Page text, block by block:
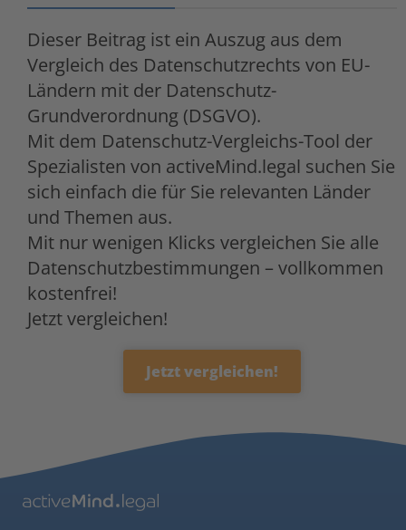
Dieser Beitrag ist ein Auszug aus dem
Vergleich des Datenschutzrechts von EU-
Ländern mit der Datenschutz-
Grundverordnung (DSGVO).
Mit dem Datenschutz-Vergleichs-Tool der
Spezialisten von activeMind.legal suchen Sie
sich einfach die für Sie relevanten Länder
und Themen aus.
Mit nur wenigen Klicks vergleichen Sie alle
Datenschutzbestimmungen – vollkommen
kostenfrei!
Jetzt vergleichen!
Jetzt vergleichen!